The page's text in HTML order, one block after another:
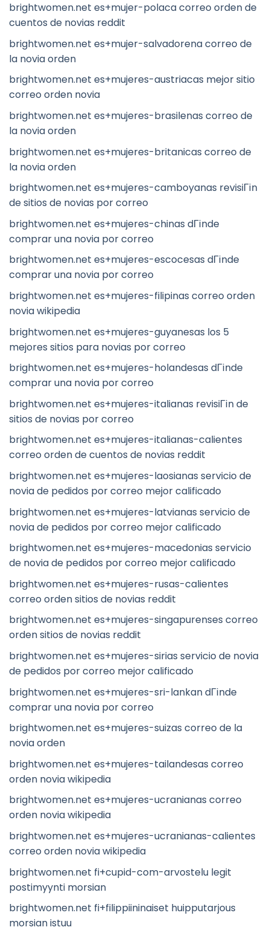
brightwomen.net es+mujer-polaca correo orden de
cuentos de novias reddit
brightwomen.net es+mujer-salvadorena correo de
la novia orden
brightwomen.net es+mujeres-austriacas mejor sitio
correo orden novia
brightwomen.net es+mujeres-brasilenas correo de
la novia orden
brightwomen.net es+mujeres-britanicas correo de
la novia orden
brightwomen.net es+mujeres-camboyanas revisiГіn
de sitios de novias por correo
brightwomen.net es+mujeres-chinas dГіnde
comprar una novia por correo
brightwomen.net es+mujeres-escocesas dГіnde
comprar una novia por correo
brightwomen.net es+mujeres-filipinas correo orden
novia wikipedia
brightwomen.net es+mujeres-guyanesas los 5
mejores sitios para novias por correo
brightwomen.net es+mujeres-holandesas dГіnde
comprar una novia por correo
brightwomen.net es+mujeres-italianas revisiГіn de
sitios de novias por correo
brightwomen.net es+mujeres-italianas-calientes
correo orden de cuentos de novias reddit
brightwomen.net es+mujeres-laosianas servicio de
novia de pedidos por correo mejor calificado
brightwomen.net es+mujeres-latvianas servicio de
novia de pedidos por correo mejor calificado
brightwomen.net es+mujeres-macedonias servicio
de novia de pedidos por correo mejor calificado
brightwomen.net es+mujeres-rusas-calientes
correo orden sitios de novias reddit
brightwomen.net es+mujeres-singapurenses correo
orden sitios de novias reddit
brightwomen.net es+mujeres-sirias servicio de novia
de pedidos por correo mejor calificado
brightwomen.net es+mujeres-sri-lankan dГіnde
comprar una novia por correo
brightwomen.net es+mujeres-suizas correo de la
novia orden
brightwomen.net es+mujeres-tailandesas correo
orden novia wikipedia
brightwomen.net es+mujeres-ucranianas correo
orden novia wikipedia
brightwomen.net es+mujeres-ucranianas-calientes
correo orden novia wikipedia
brightwomen.net fi+cupid-com-arvostelu legit
postimyynti morsian
brightwomen.net fi+filippiininaiset huipputarjous
morsian istuu